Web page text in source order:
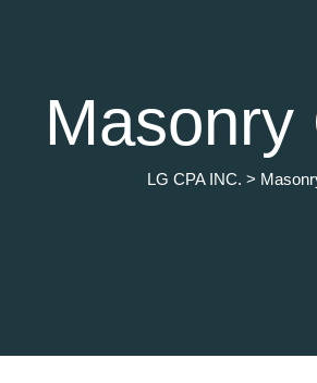
Masonry
LG CPA INC. >